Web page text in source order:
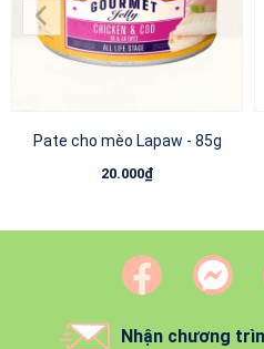
Pate cho mèo Lapaw - 85g
20.000₫
Nhận chương